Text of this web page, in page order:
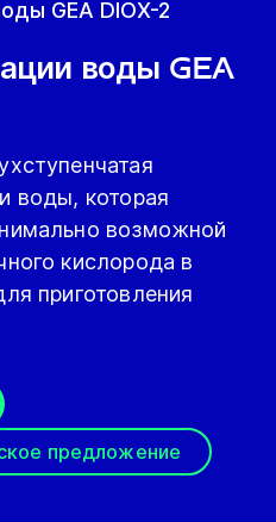
GEA DIOX-2
воды GEA
воды, которая
возможной
кислорода в
приготовления
предложение